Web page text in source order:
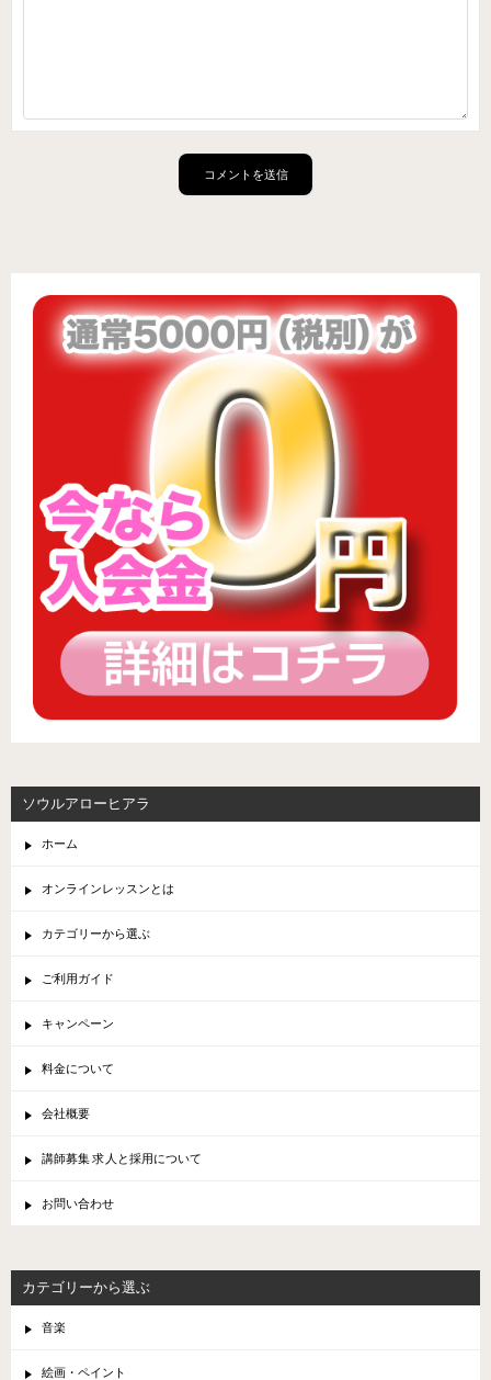
ソウルアローヒアラ
ホーム
オンラインレッスンとは
カテゴリーから選ぶ
ご利用ガイド
キャンペーン
料金について
会社概要
講師募集 求人と採用について
お問い合わせ
カテゴリーから選ぶ
音楽
絵画・ペイント